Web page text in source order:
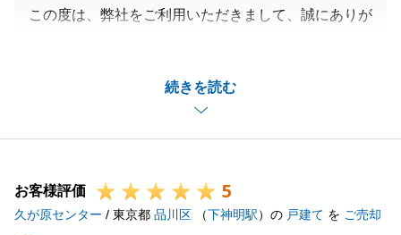
続きを読む
この度は、弊社をご利用いただきまして、誠にありが
反省点を真摯に受け止め、今後ご期待に沿えるよう精
進いたします。
申し付け下さいませ。
お客様評価 5
久が原センター / 東京都 品川区 （下神明駅）の 戸建て を ご売却